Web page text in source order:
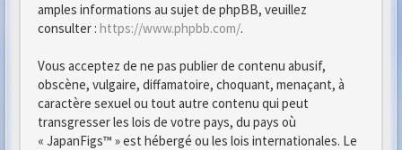
amples informations au sujet de phpBB, veuillez
consulter : https://www.phpbb.com/.
Vous acceptez de ne pas publier de contenu abusif,
obscène, vulgaire, diffamatoire, choquant, menaçant, à
caractère sexuel ou tout autre contenu qui peut
transgresser les lois de votre pays, du pays où
« JapanFigs™ » est hébergé ou les lois internationales. Le